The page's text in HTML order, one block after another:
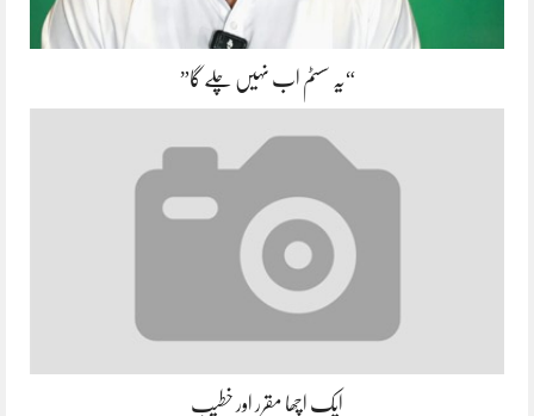
“یہ سسٹم اب نہیں چلے گا”
ایک اچھا مقرر اور خطیب